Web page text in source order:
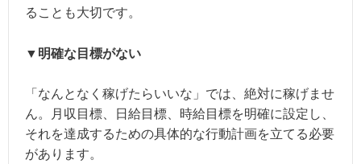
ることも大切です。
▼明確な目標がない
「なんとなく稼げたらいいな」では、絶対に稼げませ
ん。月収目標、日給目標、時給目標を明確に設定し、
それを達成するための具体的な行動計画を立てる必要
があります。